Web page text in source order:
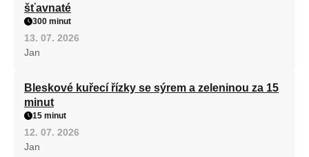
šťavnaté
300 minut
13. 07. 2026
Jan
Bleskové kuřecí řízky se sýrem a zeleninou za 15
minut
15 minut
12. 07. 2026
Jan